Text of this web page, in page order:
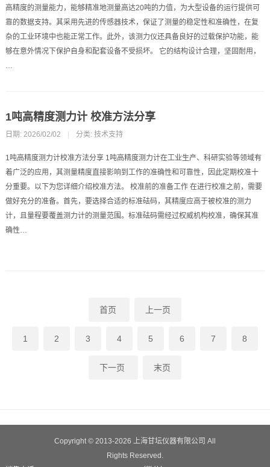
高精度的测量能力，能够精准地测量高达20吨的力值，为大型设备的运行提供可
靠的数据支持。其采用先进的传感器技术，保证了测量的稳定性和准确性，在复
杂的工业环境中也能正常工作。此外，该测力仪还具备良好的过载保护功能，能
够在意外情况下保护自身和配套设备不受损坏。 它的结构设计合理，坚固耐用，
1吨高精度测力计 校准方法分享
日期: 2026/02/02 | 分类: 技术支持
1吨高精度测力计校准方法分享 1吨高精度测力计在工业生产、科研实验等领域有
着广泛的应用，其测量精度直接影响到工作的准确性和可靠性，因此定期校准十
分重要。以下为您详细介绍校准方法。 校准前的准备工作 在进行校准之前，需要
做好充分的准备。首先，要选择合适的标准砝码，其精度应高于被校准的测力
计，且量程要覆盖测力计的测量范围。标准砝码需经过权威机构校准，确保其准
确性…
首页 上一页
1 2 3 4 5 6 7 8
下一页 末页
Copyright © 2013-2026 上海甘坛仪器有限公司 All
Rights Reserved.